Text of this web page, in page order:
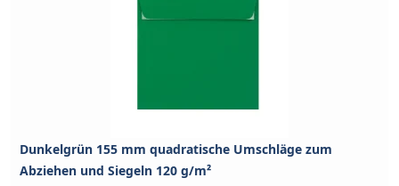
Dunkelgrün 155 mm quadratische Umschläge zum
Abziehen und Siegeln 120 g/m²